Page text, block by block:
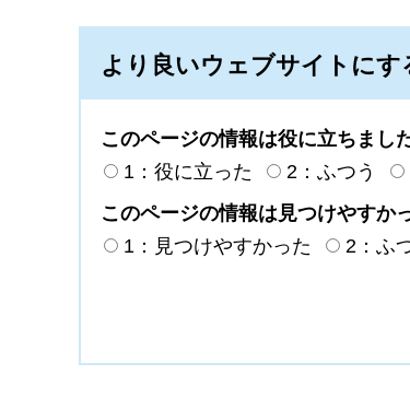
より良いウェブサイトに
このページの情報は役に立ちまし
1：役に立った
2：ふつう
このページの情報は見つけやすか
1：見つけやすかった
2：ふ